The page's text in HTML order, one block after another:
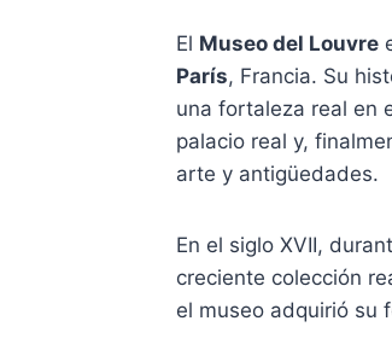
El Museo del Louvre
París, Francia. Su
una fortaleza real en
palacio real y,
arte y antigüedades.
En el siglo XVII,
creciente colección
el museo adquirió su